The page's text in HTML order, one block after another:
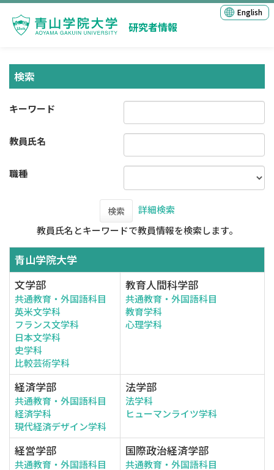
研究者情報
English
検索
キーワード
教員氏名
職種
検索
詳細検索
教員氏名とキーワードで教員情報を検索します。
青山学院大学
文学部
共通教育・外国語科目
英米文学科
フランス文学科
日本文学科
史学科
比較芸術学科
教育人間科学部
共通教育・外国語科目
教育学科
心理学科
経済学部
共通教育・外国語科目
経済学科
現代経済デザイン学科
法学部
法学科
ヒューマンライツ学科
経営学部
共通教育・外国語科目
国際政治経済学部
共通教育・外国語科目